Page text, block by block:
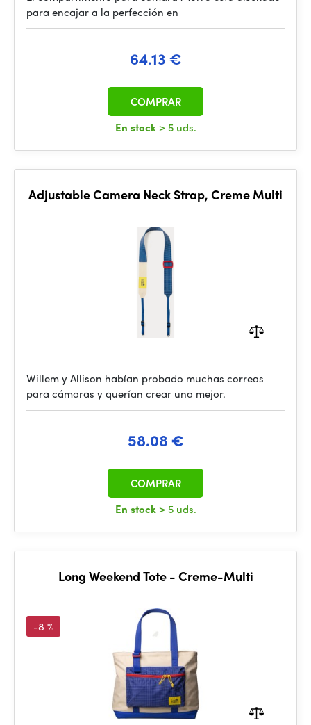
para encajar a la perfección en
64.13 €
En stock > 5 uds.
COMPRAR
Adjustable Camera Neck Strap, Creme Multi
Willem y Allison habían probado muchas correas
para cámaras y querían crear una mejor.
58.08 €
En stock > 5 uds.
COMPRAR
Long Weekend Tote - Creme-Multi
-8 %